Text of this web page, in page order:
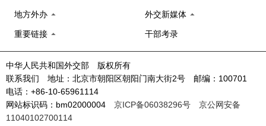
地方外办 外交新媒体
重要链接 干部考录
中华人民共和国外交部 版权所有
联系我们 地址：北京市朝阳区朝阳门南大街2号 邮编：100701
电话：+86-10-65961114
网站标识码：bm02000004 京ICP备06038296号
京公网安备
11040102700114